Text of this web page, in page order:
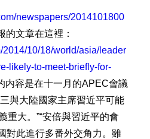
newspapers/2014101800
的文章在這裡：
2014/10/18/world/asia/leader
likely-to-meet-briefly-for-
内容是在十一月的APEC會議
與大陸國家主席習近平可能
重大。”“安倍與習近平的會
對此進行多番外交角力。雖